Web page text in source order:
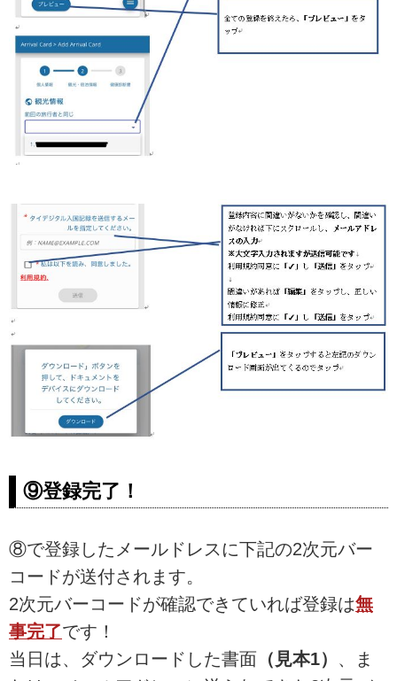
⑨登録完了！
⑧で登録したメールドレスに下記の2次元バー
コードが送付されます。
2次元バーコードが確認できていれば登録は無
事完了です！
当日は、ダウンロードした書面 （見本1） 、ま